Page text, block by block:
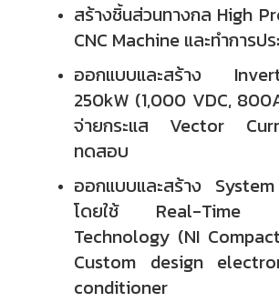
สร้างชิ้นส่วนทางกล High
CNC Machine และทำการ
ออกแบบและสร้าง
250kW (1,000 VDC,
จ่ายกระแส Vector
ทดสอบ
ออกแบบและสร้าง
โดยใช้ Real-Time
Technology (NI
Custom design
conditioner